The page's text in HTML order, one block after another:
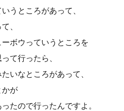
うところがあって、
、
ボウっていうところを
て行ったら、
いなところがあって、
かが
たので行ったんですよ。